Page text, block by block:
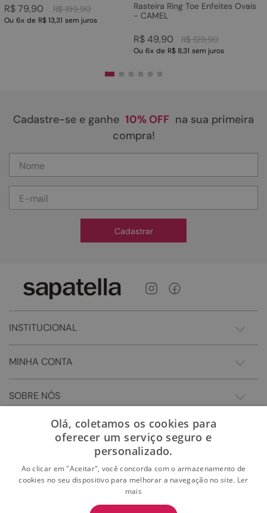
R$ 199,90
R$79,90
Ou 6x de R$ 13,31 sem juros
Rasteira Ring Toe Enfeites Ovais
- CAMEL
R$ 129,90
R$49,90
Ou 6x de R$ 8,31 sem juros
Cadastre-se e ganhe 10% OFF na sua primeira
compra!
Cadastrar
INSTITUCIONAL
MINHA CONTA
SOBRE NÓS
Olá, coletamos os cookies para
oferecer um serviço seguro e
personalizado.
Ao clicar em "Aceitar", você concorda com o armazenamento de
cookies no seu dispositivo para melhorar a navegação no site. Ler
mais